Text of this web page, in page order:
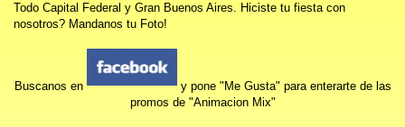
Todo Capital Federal y Gran Buenos Aires. Hiciste tu fiesta con
nosotros? Mandanos tu Foto!
Buscanos en
y pone "Me Gusta" para enterarte de las
promos de "Animacion Mix"